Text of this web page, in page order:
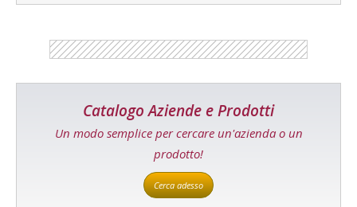
Catalogo Aziende e Prodotti
Un modo semplice per cercare un'azienda o un
prodotto!
Cerca adesso